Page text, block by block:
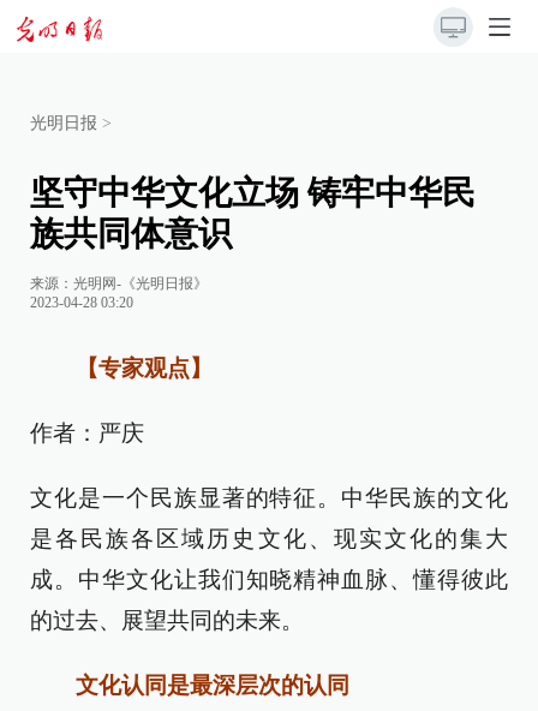
光明日报 >
坚守中华文化立场 铸牢中华民
族共同体意识
来源： 光明网-《光明日报》
2023-04-28 03:20
【专家观点】
作者：严庆
文化是一个民族显著的特征。中华民族的文化
是各民族各区域历史文化、现实文化的集大
成。中华文化让我们知晓精神血脉、懂得彼此
的过去、展望共同的未来。
文化认同是最深层次的认同